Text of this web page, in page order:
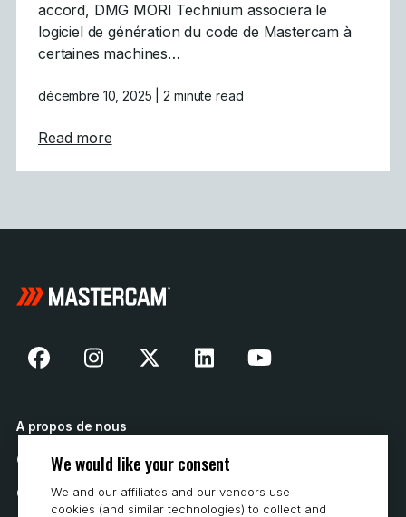
accord, DMG MORI Technium associera le
logiciel de génération du code de Mastercam à
certaines machines…
décembre 10, 2025 | 2 minute read
Read moreabout Mastercam génère avec DMG
A propos de nous
Contactez nous
Comment acheter
We would like your consent
We and our affiliates and our vendors use
cookies (and similar technologies) to collect and